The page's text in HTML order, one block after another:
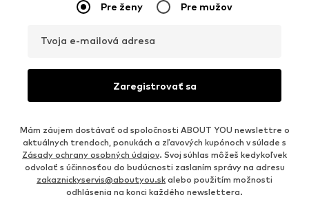
Pre ženy Pre mužov
Tvoja e-mailová adresa
Zaregistrovať sa
Mám záujem dostávať od spoločnosti ABOUT YOU newslettre o
aktuálnych trendoch, ponukách a zľavových kupónoch v súlade s
Zásady ochrany osobných údajov. Svoj súhlas môžeš kedykoľvek
odvolať s účinnosťou do budúcnosti zaslaním správy na adresu
zakaznickyservis@aboutyou.sk alebo použitím možnosti
odhlásenia na konci každého newslettera.